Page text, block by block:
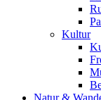
Kultur
Natur &